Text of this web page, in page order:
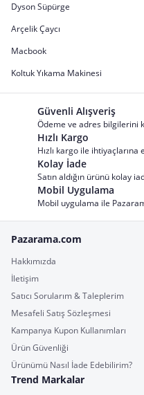
Dyson Süpürge
Arçelik Çaycı
Macbook
Koltuk Yıkama Makinesi
Güvenli Alışveriş
Ödeme ve adres bilgilerini
Hızlı Kargo
Hızlı kargo ile ihtiyaçlarına
Kolay İade
Satın aldığın ürünü kolay
Mobil Uygulama
Mobil uygulama ile
Pazarama.com
Hakkımızda
İletişim
Satıcı Sorularım & Taleplerim
Mesafeli Satış Sözleşmesi
Kampanya Kupon Kullanımları
Ürün Güvenliği
Ürünümü Nasıl İade Edebilirim?
Trend Markalar